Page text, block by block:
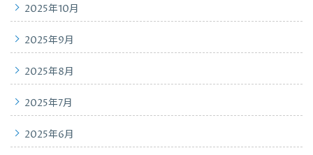
2025年10月
2025年9月
2025年8月
2025年7月
2025年6月